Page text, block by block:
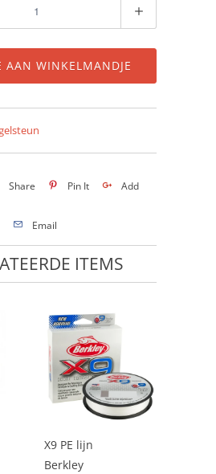
AAN WINKELMANDJE
Share Pin It Add
Email
ITEMS
X9 PE lijn
Berkley